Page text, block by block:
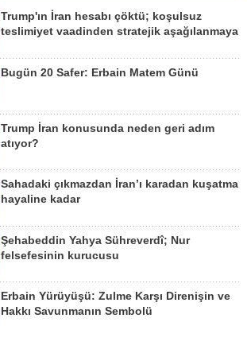
Trump'ın İran hesabı çöktü; koşulsuz
teslimiyet vaadinden stratejik aşağılanmaya
Bugün 20 Safer: Erbain Matem Günü
Trump İran konusunda neden geri adım
atıyor?
Sahadaki çıkmazdan İran’ı karadan kuşatma
hayaline kadar
Şehabeddin Yahya Sühreverdî; Nur
felsefesinin kurucusu
Erbain Yürüyüşü: Zulme Karşı Direnişin ve
Hakkı Savunmanın Sembolü